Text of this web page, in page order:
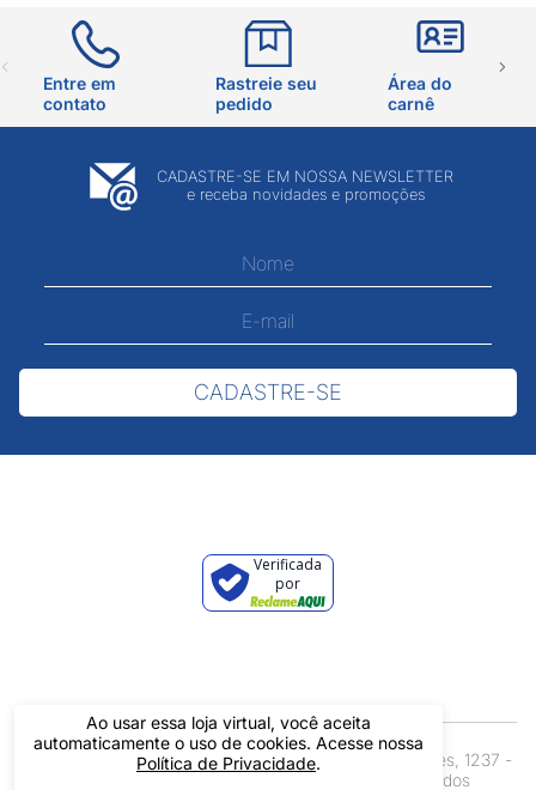
Ao usar essa loja virtual, você aceita
automaticamente o uso de cookies. Acesse nossa
Política de Privacidade.
Entre em
contato
Rastreie seu
pedido
Área do
carnê
CADASTRE-SE EM NOSSA NEWSLETTER
e receba novidades e promoções
CADASTRE-SE
Verificada
por
Pintos LTDA - 06.837.645/0001-60 - Rua Álvaro Mendes, 1237 -
Centro - Teresina/ PI - Todos os Direitos Reservados